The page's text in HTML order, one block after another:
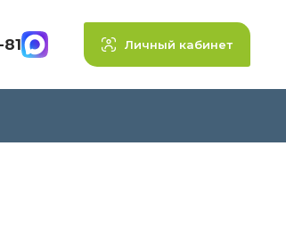
Личный кабинет